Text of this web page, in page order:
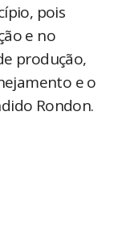
pois
e no
produção,
e o
Rondon.